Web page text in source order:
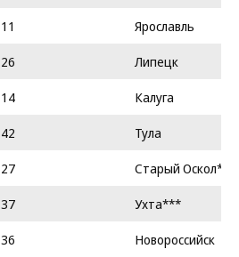
11
Ярославль
26
Липецк
14
Калуга
42
Тула
27
Старый Оскол***
37
Ухта***
36
Новороссийск